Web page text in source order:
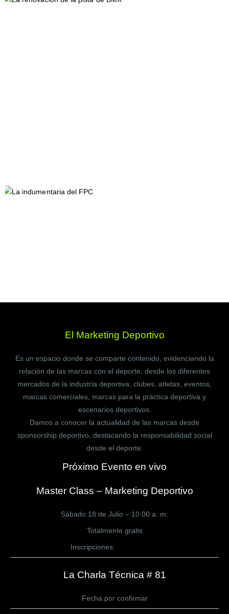
El Marketing Deportivo
Es un espacio donde se comparte contenido, evidenciando la
relación de las marcas con el deporte, desde los diferentes
mercados de la industria deportiva: clubes, atletas, eventos,
marcas comerciales, marcas para la práctica deportiva y
escenarios deportivos.
Damos a conocer la actualidad de las marcas desde
sponsorship deportivo, destacando la responsabilidad social
desde el deporte.
Próximo Evento en vivo
Master Class – Marketing Deportivo
Sábado 18 de Julio – 10:00 a. m.
Totalmente gratis
Inscripciones:
La Charla Técnica # 81
Fecha por confirmar